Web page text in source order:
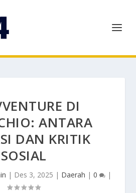
DI
ANTARA
DAN KRITIK
SOSIAL
| Des 3, 2025 | Daerah | 0 |